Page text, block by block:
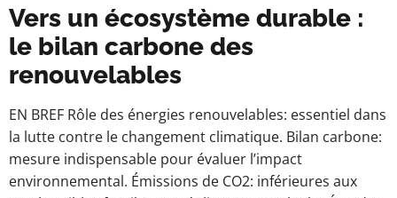
Vers un écosystème durable :
le bilan carbone des
renouvelables
EN BREF Rôle des énergies renouvelables: essentiel dans
la lutte contre le changement climatique. Bilan carbone:
mesure indispensable pour évaluer l’impact
environnemental. Émissions de CO2: inférieures aux